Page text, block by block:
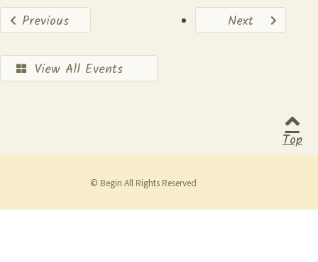
Previous Next
View All Events
Top
© Begin All Rights Reserved